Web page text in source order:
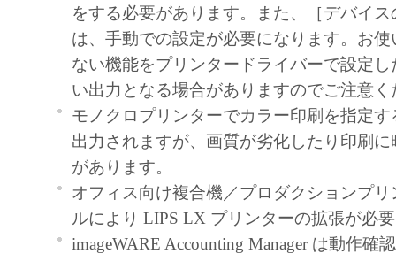
お客様が本契約書に同意できない場合、「
ア」を使用することはできません。
１．許諾
(1) キヤノンは、お客様が「キヤノン製品
のために、「キヤノン製品」に直接または
通じ接続される複数のコンピューター（以
と言います。）において、「本ソフトウェ
契約書においては、「本ソフトウェア」を
の記憶媒体上にインストールすること、ま
ターにおいて表示すること、アクセスする
をする必要があります。また、［デバイ
は、手動での設定が必要になります。お
ない機能をプリンタードライバーで設定
い出力となる場合がありますのでご注意く
モノクロプリンターでカラー印刷を指定
出力されますが、画質が劣化したり印刷
があります。
オフィス向け複合機／プロダクションプ
ルにより LIPS LX プリンターの拡張が必
imageWARE Accounting Manager は動作確